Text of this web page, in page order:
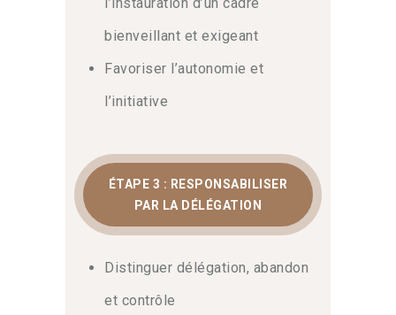
Un plan d’action pour le
développement collectif
Le développement de l’engagement
indicateurs de motivation. Notre
approche alterne apports théoriques,
mises en situation et échanges de
pratiques. En conclusion, suivez ce
cursus pour construire un plan de
manager qui révèle les talents de
demain.
bienveillant et exigeant
Favoriser l’autonomie et
l’initiative
ÉTAPE 3 : RESPONSABILISER
PAR LA DÉLÉGATION
Distinguer délégation, abandon
et contrôle